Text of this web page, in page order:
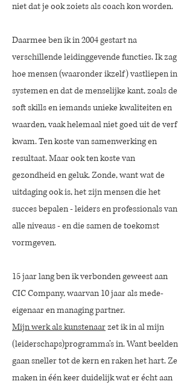
niet dat je ook zoiets als coach kon worden.
Daarmee ben ik in 2004 gestart na
verschillende leidinggevende functies. Ik zag
hoe mensen (waaronder ikzelf) vastliepen in
systemen en dat de menselijke kant, zoals de
soft skills en iemands unieke kwaliteiten en
waarden, vaak helemaal niet goed uit de verf
kwam. Ten koste van samenwerking en
resultaat. Maar ook ten koste van
gezondheid en geluk. Zonde, want wat de
uitdaging ook is, het zijn mensen die het
succes bepalen - leiders en professionals van
alle niveaus - en die samen de toekomst
vormgeven.
15 jaar lang ben ik verbonden geweest aan
CIC Company, waarvan 10 jaar als mede-
eigenaar en managing partner.
Mijn werk als kunstenaarzet ik in al mijn
(leiderschaps)programma’s in. Want beelden
gaan sneller tot de kern en raken het hart. Ze
maken in één keer duidelijk wat er écht aan